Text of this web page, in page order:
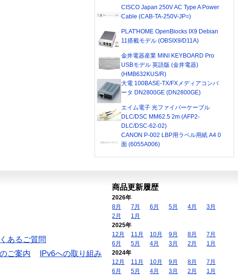
CISCO Japan 250V AC Type A Power
Cable (CAB-TA-250V-JP=)
PLAT'HOME OpenBlocks IX9 Debian
11搭載モデル (OBSIX9/D11A)
金井電器産業 MINI KEYBOARD Pro
USBモデル 英語版 (金井電器)
(HMB632KUS/R)
大電 100BASE-TX/FXメディアコンバ
ータ DN2800GE (DN2800GE)
エイム電子 光ファイバーケーブル
DLC/DSC MM62.5 2m (AFP2-
DLC/DSC-62-02)
CANON P-002 LBP用ラベル用紙 A4 0
面 (6055A006)
あるご質問
ご案内
IPv6への取り組み
商品更新履歴
2026年
8月
7月 6月 5月 4月
3月
2月
1月
2025年
12月
11月 10月 9月 8月
7月
6月
5月 4月 3月 2月
1月
2024年
12月
11月 10月 9月 8月
7月
6月
5月 4月 3月 2月
1月